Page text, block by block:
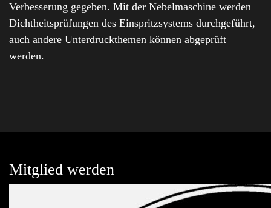
Verbesserung gegeben. Mit der Nebelmaschine werden
Dichtheitsprüfungen des Einspritzsystems durchgeführt,
auch andere Unterdruckthemen können abgeprüft
werden.
Mitglied werden